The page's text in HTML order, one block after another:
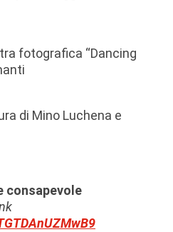
fotografica “Dancing
di Mino Luchena e
consapevole